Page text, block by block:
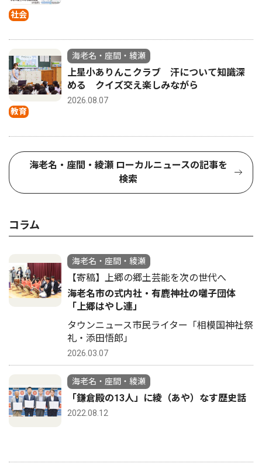
社会
教育
海老名・座間・綾瀬
上星小ありんこクラブ 汗について知識深
める クイズ交え楽しみながら
2026.08.07
海老名・座間・綾瀬 ローカルニュースの記事を
検索
コラム
海老名・座間・綾瀬
【寄稿】上郷の郷土芸能を次の世代へ
海老名市の式内社・有鹿神社の囃子団体
「上郷はやし連」
タウンニュース市民ライター「相模国神社祭
礼・添田悟郎」
2026.03.07
海老名・座間・綾瀬
「鎌倉殿の13人」に綾（あや）なす歴史話
2022.08.12